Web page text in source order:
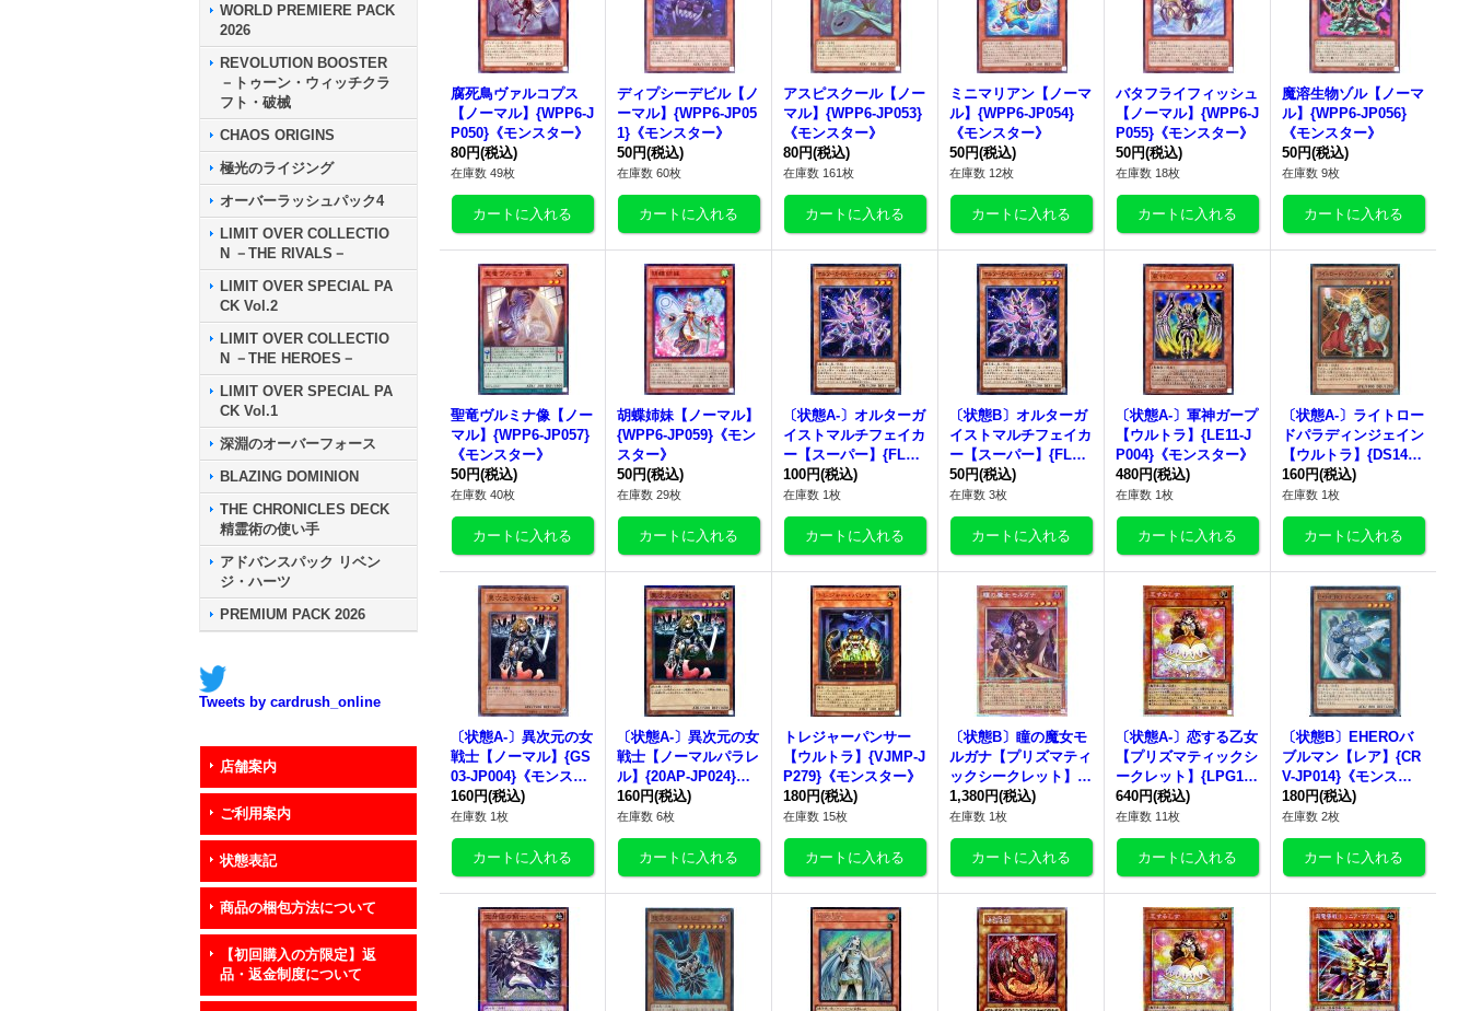
WORLD PREMIERE PACK
2026
REVOLUTION BOOSTER
－トゥーン・ウィッチクラ
フト・破械
CHAOS ORIGINS
極光のライジング
オーバーラッシュパック4
LIMIT OVER COLLECTIO
N －THE RIVALS－
LIMIT OVER SPECIAL PA
CK Vol.2
LIMIT OVER COLLECTIO
N －THE HEROES－
LIMIT OVER SPECIAL PA
CK Vol.1
深淵のオーバーフォース
BLAZING DOMINION
THE CHRONICLES DECK
精霊術の使い手
アドバンスパック リベン
ジ・ハーツ
PREMIUM PACK 2026
Tweets by cardrush_online
店舗案内
ご利用案内
状態表記
商品の梱包方法について
【初回購入の方限定】返
品・返金制度について
腐死鳥ヴァルコプス
【ノーマル】{WPP6-J
P050}《モンスター》
80円(税込)
在庫数 49枚
ディプシーデビル【ノ
ーマル】{WPP6-JP05
1}《モンスター》
50円(税込)
在庫数 60枚
アスピスクール【ノー
マル】{WPP6-JP053}
《モンスター》
80円(税込)
在庫数 161枚
ミニマリアン【ノーマ
ル】{WPP6-JP054}
《モンスター》
50円(税込)
在庫数 12枚
バタフライフィッシュ
【ノーマル】{WPP6-J
P055}《モンスター》
50円(税込)
在庫数 18枚
魔溶生物ゾル【ノーマ
ル】{WPP6-JP056}
《モンスター》
50円(税込)
在庫数 9枚
聖竜ヴルミナ像【ノー
マル】{WPP6-JP057}
《モンスター》
50円(税込)
在庫数 40枚
胡蝶姉妹【ノーマル】
{WPP6-JP059}《モン
スター》
50円(税込)
在庫数 29枚
〔状態A-〕オルターガ
イストマルチフェイカ
ー【スーパー】{FLOD
-JP014}《モンスタ
ー》
100円(税込)
在庫数 1枚
〔状態B〕オルターガ
イストマルチフェイカ
ー【スーパー】{FLOD
-JP014}《モンスタ
ー》
50円(税込)
在庫数 3枚
〔状態A-〕軍神ガープ
【ウルトラ】{LE11-J
P004}《モンスター》
480円(税込)
在庫数 1枚
〔状態A-〕ライトロー
ドパラディンジェイン
【ウルトラ】{DS14-J
PL04}《モンスター》
160円(税込)
在庫数 1枚
〔状態A-〕異次元の女
戦士【ノーマル】{GS
03-JP004}《モンスタ
ー》
160円(税込)
在庫数 1枚
〔状態A-〕異次元の女
戦士【ノーマルパラレ
ル】{20AP-JP024}
《モンスター》
160円(税込)
在庫数 6枚
トレジャーパンサー
【ウルトラ】{VJMP-J
P279}《モンスター》
180円(税込)
在庫数 15枚
〔状態B〕瞳の魔女モ
ルガナ【プリズマティ
ックシークレット】{D
UAD-JP026}《モンス
ター》
1,380円(税込)
在庫数 1枚
〔状態A-〕恋する乙女
【プリズマティックシ
ークレット】{LPG1-J
P001}《モンスター》
640円(税込)
在庫数 11枚
〔状態B〕EHEROバ
ブルマン【レア】{CR
V-JP014}《モンスタ
ー》
180円(税込)
在庫数 2枚